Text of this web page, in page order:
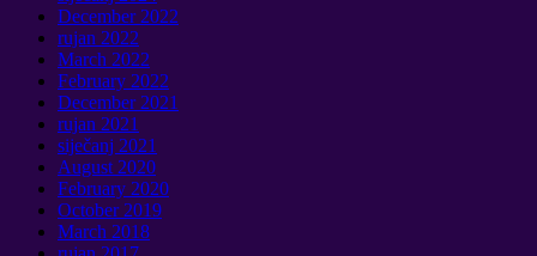
December2022
rujan 2022
March 2022
February 2022
December2021
rujan 2021
siječanj 2021
August 2020
February 2020
October2019
March 2018